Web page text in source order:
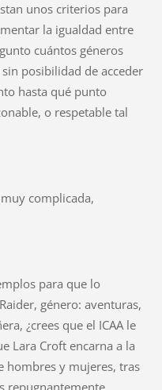
unos criterios para
la igualdad entre
cuántos géneros
posibilidad de acceder
hasta qué punto
o respetable tal
complicada,
para que lo
género: aventuras,
¿crees que el ICAA le
Lara Croft encarna a la
hombres y mujeres, tras